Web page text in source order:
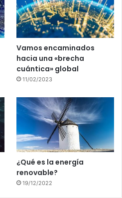
Vamos encaminados
hacia una «brecha
cuántica» global
11/02/2023
¿Qué es la energía
renovable?
19/12/2022